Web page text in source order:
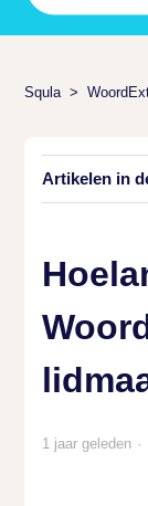
Squla
Artikelen in
1 jaar geleden